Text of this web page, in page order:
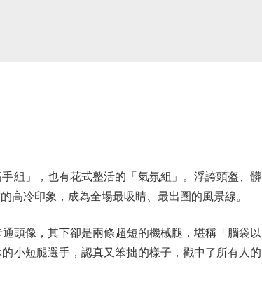
」，也有花式整活的「氣氛組」。浮誇頭盔、髒
冷印象，成為全場最吸睛、最出圈的風景線。
像，其下卻是兩條超短的機械腿，堪稱「腦袋以
小短腿選手，認真又笨拙的樣子，戳中了所有人的